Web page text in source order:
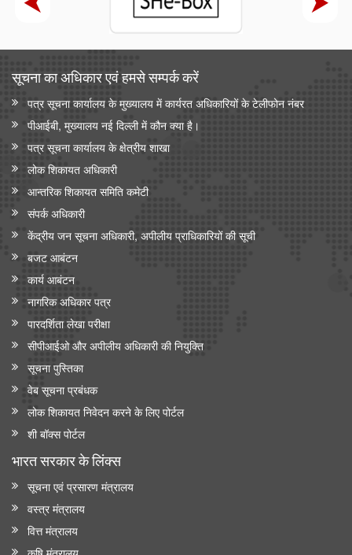
सूचना का अधिकार एवं हमसे सम्‍पर्क करें
पत्र सूचना कार्यालय के मुख्यालय में कार्यरत अधिकारियों के टेलीफोन नंबर
पीआईबी, मुख्यालय नई दिल्ली में कौन क्या है।
पत्र सूचना कार्यालय के क्षेत्रीय शाखा
लोक शिकायत अधिकारी
आन्‍तरिक शिकायत समिति कमेटी
संपर्क अधिकारी
केंद्रीय जन सूचना अधिकारी, अपीलीय प्राधिकारियों की सूची
बजट आबंटन
कार्य आबंटन
नागरिक अधिकार पत्र
पारदर्शिता लेखा परीक्षा
सीपीआईओ और अपी‍लीय अधिकारी की नियुक्ति
सूचना पुस्तिका
वेब सूचना प्रबंधक
लोक शिकायत निवेदन करने के लिए पोर्टल
शी बॉक्स पोर्टल
भारत सरकार के लिंक्‍स
सूचना एवं प्रसारण मंत्रालय
वस्त्र मंत्रालय
वित्त मंत्रालय